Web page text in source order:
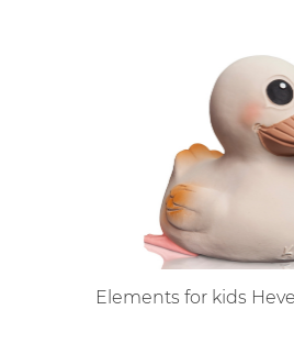
Elements for kids